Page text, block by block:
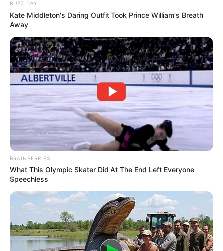
BUZZ DAY
Kate Middleton's Daring Outfit Took Prince William's Breath
Away
BRAINBERRIES
What This Olympic Skater Did At The End Left Everyone
Speechless